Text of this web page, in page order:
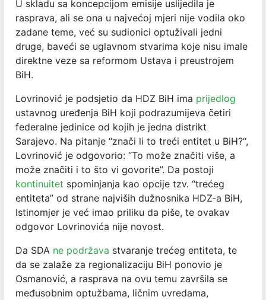
U skladu sa koncepcijom emisije uslijedila je
rasprava, ali se ona u najvećoj mjeri nije vodila oko
zadane teme, već su sudionici optuživali jedni
druge, baveći se uglavnom stvarima koje nisu imale
direktne veze sa reformom Ustava i preustrojem
BiH.
Lovrinović je podsjetio da HDZ BiH ima prijedlog
ustavnog uređenja BiH koji podrazumijeva četiri
federalne jedinice od kojih je jedna distrikt
Sarajevo. Na pitanje “znači li to treći entitet u BiH?“,
Lovrinović je odgovorio: “To može značiti više, a
može značiti i to što vi govorite”. Da postoji
kontinuitet spominjanja kao opcije tzv. “trećeg
entiteta” od strane najviših dužnosnika HDZ-a BiH,
Istinomjer je već imao priliku da piše, te ovakav
odgovor Lovrinovića nije novost.
Da SDA ne podržava stvaranje trećeg entiteta, te
da se zalaže za regionalizaciju BiH ponovio je
Osmanović, a rasprava na ovu temu završila se
međusobnim optužbama, ličnim uvredama,